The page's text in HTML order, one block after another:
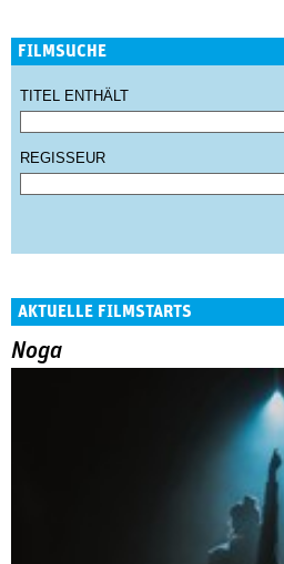
FILMSUCHE
TITEL ENTHÄLT
REGISSEUR
AKTUELLE FILMSTARTS
Noga